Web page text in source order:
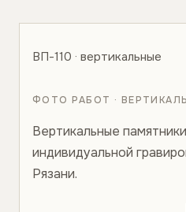
ВП-110 · вертикальные
ФОТО РАБОТ ·
Вертикальные
индивидуальной
Рязани.